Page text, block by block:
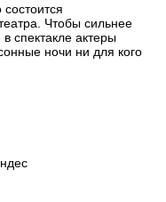
Чтобы сильнее
спектакле актеры
ночи ни для кого